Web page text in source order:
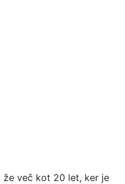
že več kot 20 let, ker je